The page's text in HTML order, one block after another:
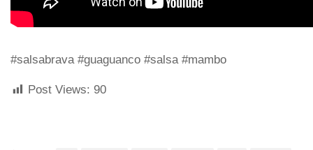
#salsabrava #guaguanco #salsa #mambo
Post Views: 90